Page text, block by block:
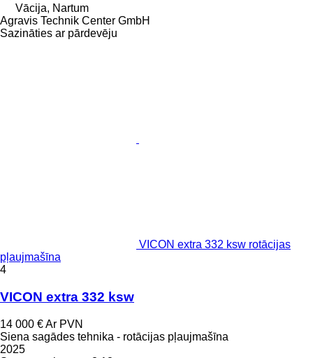
Vācija, Nartum
Agravis Technik Center GmbH
Sazināties ar pārdevēju
VICON extra 332 ksw rotācijas
pļaujmašīna
4
VICON extra 332 ksw
14 000 €Ar PVN
Siena sagādes tehnika - rotācijas pļaujmašīna
2025